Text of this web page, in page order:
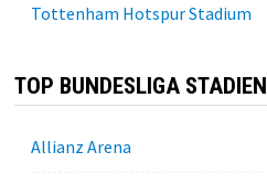
Tottenham Hotspur Stadium
TOP BUNDESLIGA STADIEN
Allianz Arena